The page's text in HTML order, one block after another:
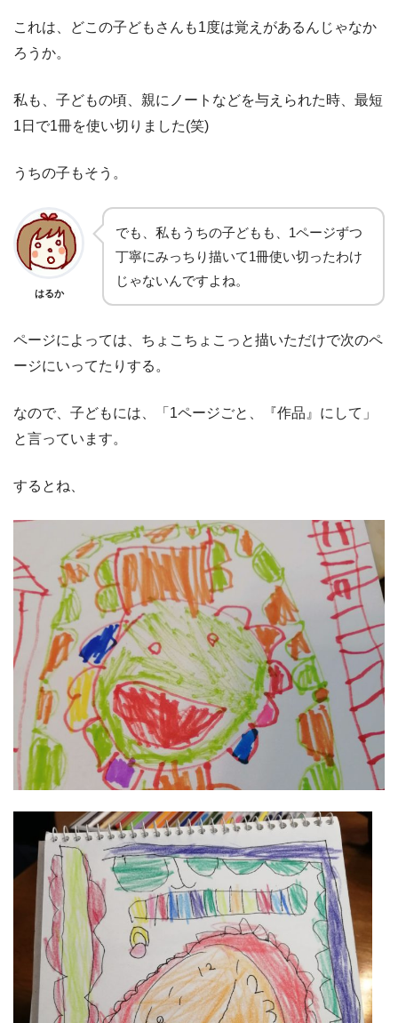
これは、どこの子どもさんも1度は覚えがあるんじゃなか
ろうか。
私も、子どもの頃、親にノートなどを与えられた時、最短
1日で1冊を使い切りました(笑)
うちの子もそう。
はるか
でも、私もうちの子どもも、1ページずつ
丁寧にみっちり描いて1冊使い切ったわけ
じゃないんですよね。
ページによっては、ちょこちょこっと描いただけで次のペ
ージにいってたりする。
なので、子どもには、「1ページごと、『作品』にして」
と言っています。
するとね、